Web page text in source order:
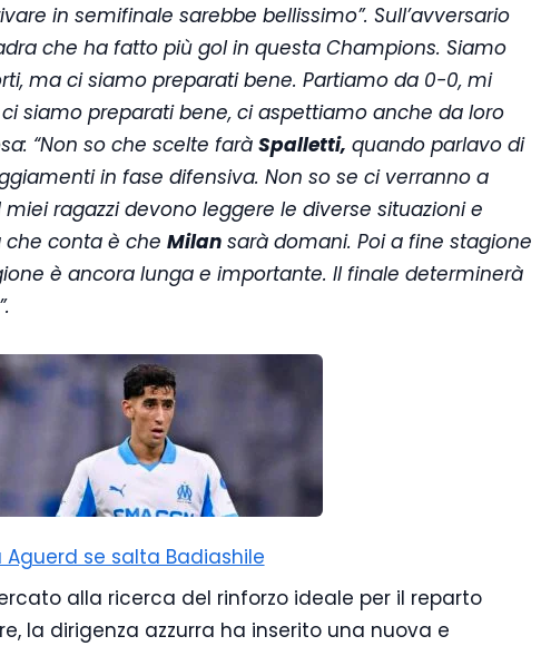
in semifinale sarebbe bellissimo”. Sull’avversario
che ha fatto più gol in questa Champions. Siamo
ma ci siamo preparati bene. Partiamo da 0-0, mi
siamo preparati bene, ci aspettiamo anche da loro
“Non so che scelte farà Spalletti, quando parlavo di
in fase difensiva. Non so se ci verranno a
ragazzi devono leggere le diverse situazioni e
che conta è che Milan sarà domani. Poi a fine stagione
è ancora lunga e importante. Il finale determinerà
Aguerd se salta Badiashile
alla ricerca del rinforzo ideale per il reparto
la dirigenza azzurra ha inserito una nuova e